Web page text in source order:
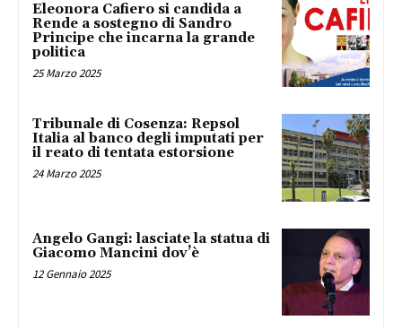
Eleonora Cafiero si candida a
Rende a sostegno di Sandro
Principe che incarna la grande
politica
25 Marzo 2025
Tribunale di Cosenza: Repsol
Italia al banco degli imputati per
il reato di tentata estorsione
24 Marzo 2025
Angelo Gangi: lasciate la statua di
Giacomo Mancini dov’è
12 Gennaio 2025